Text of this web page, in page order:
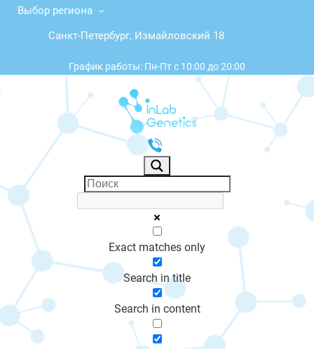
Выбор региона
Санкт-Петербург, Измайловский 18
График работы: Пн-Пт с 10:00 до 20:00
Exact matches only
Search in title
Search in content